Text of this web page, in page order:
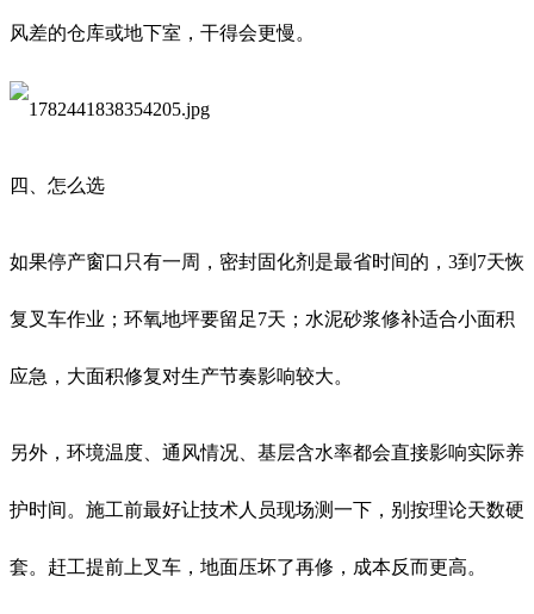
风差的仓库或地下室，干得会更慢。
四、怎么选
如果停产窗口只有一周，密封固化剂是最省时间的，3到7天恢
复叉车作业；环氧地坪要留足7天；水泥砂浆修补适合小面积
应急，大面积修复对生产节奏影响较大。
另外，环境温度、通风情况、基层含水率都会直接影响实际养
护时间。施工前最好让技术人员现场测一下，别按理论天数硬
套。赶工提前上叉车，地面压坏了再修，成本反而更高。